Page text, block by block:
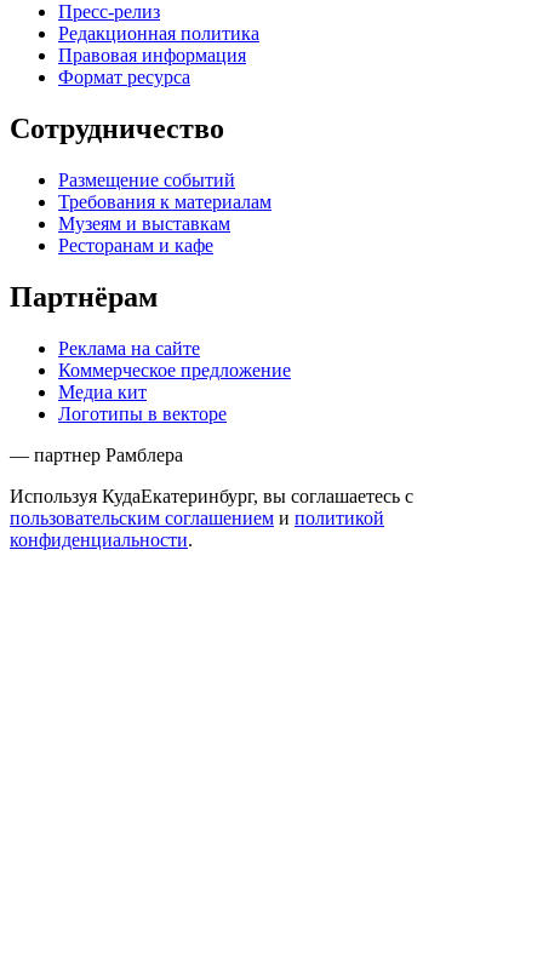
Пресс-релиз
Редакционная политика
Правовая информация
Формат ресурса
Сотрудничество
Размещение событий
Требования к материалам
Музеям и выставкам
Ресторанам и кафе
Партнёрам
Реклама на сайте
Коммерческое предложение
Медиа кит
Логотипы в векторе
— партнер Рамблера
Используя КудаЕкатеринбург, вы соглашаетесь с
пользовательским соглашением и политикой
конфиденциальности.